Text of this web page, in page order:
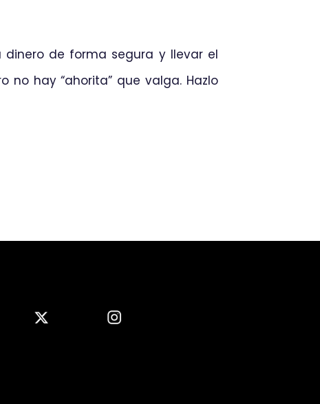
de forma segura y llevar el
hay “ahorita” que valga. Hazlo